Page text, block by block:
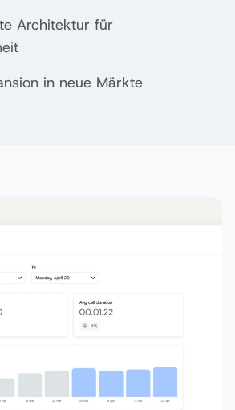
Architektur für
in neue Märkte